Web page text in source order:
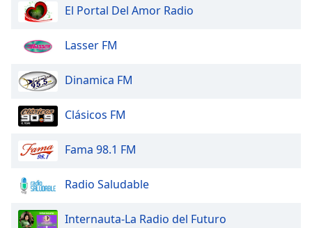
El Portal Del Amor Radio
Lasser FM
Dinamica FM
Clásicos FM
Fama 98.1 FM
Radio Saludable
Internauta-La Radio del Futuro